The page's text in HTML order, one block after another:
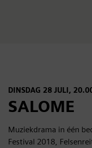
DINSDAG 28 JULI,
SALOME
Muziekdrama in één
Festival 2018,